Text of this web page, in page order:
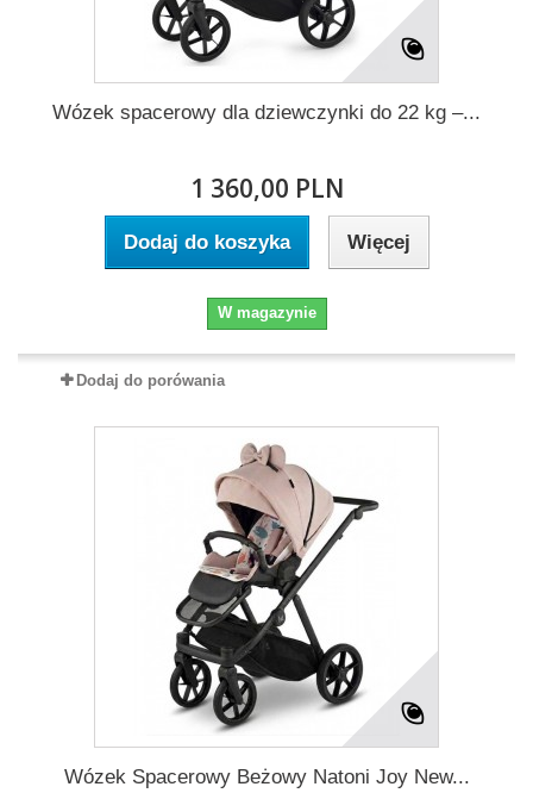
Wózek spacerowy dla dziewczynki do 22 kg –...
1 360,00 PLN
Dodaj do koszyka Więcej
W magazynie
Dodaj do porówania
Wózek Spacerowy Beżowy Natoni Joy New...